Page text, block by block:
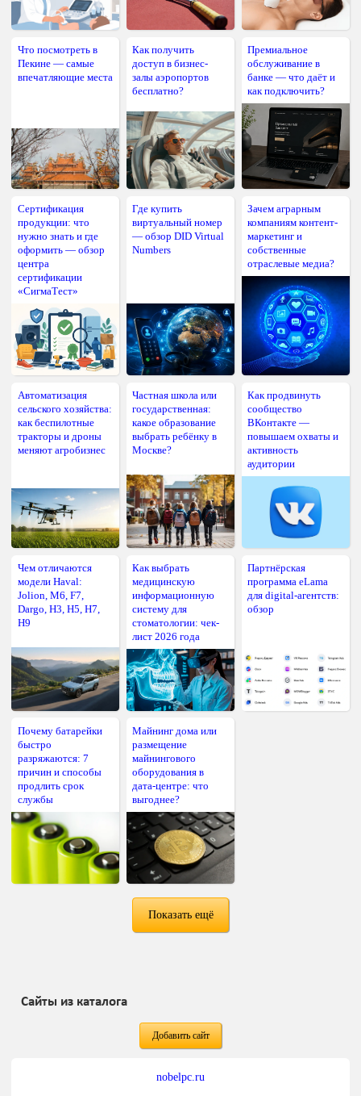
Что посмотреть в
Пекине — самые
впечатляющие места
Как получить
доступ в бизнес-
залы аэропортов
бесплатно?
Премиальное
обслуживание в
банке — что даёт и
как подключить?
Сертификация
продукции: что
нужно знать и где
оформить — обзор
центра
сертификации
«СигмаТест»
Где купить
виртуальный номер
— обзор DID Virtual
Numbers
Зачем аграрным
компаниям контент-
маркетинг и
собственные
отраслевые медиа?
Автоматизация
сельского хозяйства:
как беспилотные
тракторы и дроны
меняют агробизнес
Частная школа или
государственная:
какое образование
выбрать ребёнку в
Москве?
Как продвинуть
сообщество
ВКонтакте —
повышаем охваты и
активность
аудитории
Чем отличаются
модели Haval:
Jolion, M6, F7,
Dargo, H3, H5, H7,
H9
Как выбрать
медицинскую
информационную
систему для
стоматологии: чек-
лист 2026 года
Партнёрская
программа eLama
для digital-агентств:
обзор
Почему батарейки
быстро
разряжаются: 7
причин и способы
продлить срок
службы
Майнинг дома или
размещение
майнингового
оборудования в
дата-центре: что
выгоднее?
Показать ещё
Сайты из каталога
Добавить сайт
nobelpc.ru